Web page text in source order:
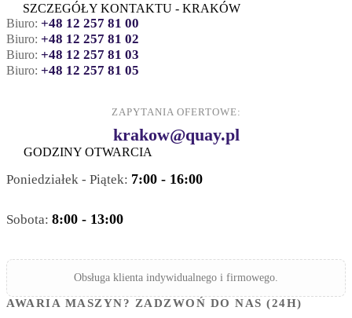
SZCZEGÓŁY KONTAKTU - KRAKÓW
Biuro: +48 12 257 81 00
Biuro: +48 12 257 81 02
Biuro: +48 12 257 81 03
Biuro: +48 12 257 81 05
ZAPYTANIA OFERTOWE:
krakow@quay.pl
GODZINY OTWARCIA
Poniedziałek - Piątek: 7:00 - 16:00
Sobota: 8:00 - 13:00
Obsługa klienta indywidualnego i firmowego.
AWARIA MASZYN? ZADZWOŃ DO NAS (24H)